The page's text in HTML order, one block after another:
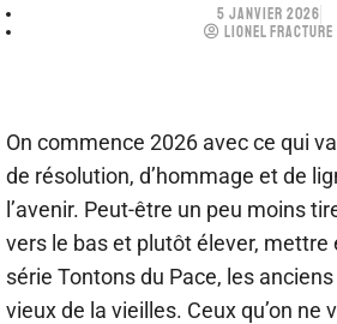
5 JANVIER 2026
LIONEL FRACTURE
On commence 2026 avec ce qui
de résolution, d’hommage et de
l’avenir. Peut-être un peu moins
vers le bas et plutôt élever, mettre
série Tontons du Pace, les
vieux de la vieilles. Ceux qu’on ne